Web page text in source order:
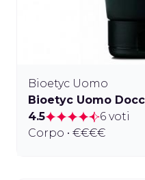
Bioetyc Uomo
Bioetyc Uomo
4.5
6 voti
Corpo • €€€€